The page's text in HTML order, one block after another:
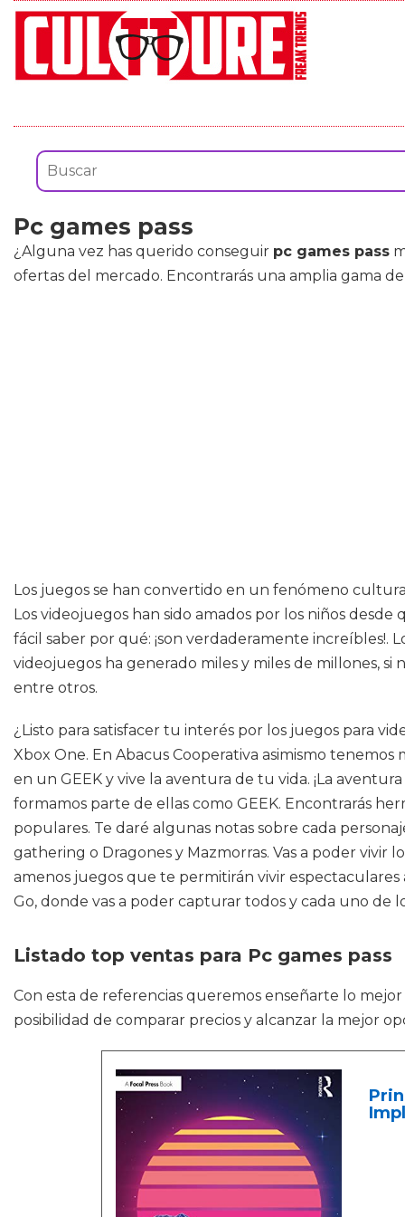
Pc games pass
¿Alguna vez has querido conseguir pc games pass
ofertas del mercado. Encontrarás una amplia gama
Los juegos se han convertido en un fenómeno
Los videojuegos han sido amados por los niños
fácil saber por qué: ¡son verdaderamente increíbles!.
videojuegos ha generado miles y miles de millones,
entre otros.
¿Listo para satisfacer tu interés por los juegos para
Xbox One. En Abacus Cooperativa asimismo
en un GEEK y vive la aventura de tu vida. ¡La
formamos parte de ellas como GEEK. Encontrarás
populares. Te daré algunas notas sobre cada
gathering o Dragones y Mazmorras. Vas a poder vivir
amenos juegos que te permitirán vivir
Go, donde vas a poder capturar todos y cada uno de
Listado top ventas para Pc games pass
Con esta de referencias queremos enseñarte lo
posibilidad de comparar precios y alcanzar la mejor